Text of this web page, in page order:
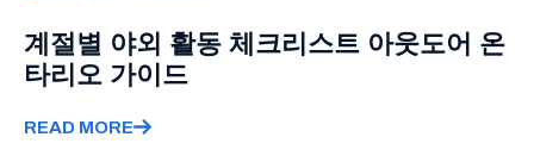
계절별 야외 활동 체크리스트 아웃도어 온
타리오 가이드
READ MORE